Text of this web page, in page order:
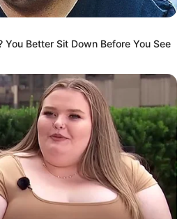
ajengkartika)
hijab
You Better Sit Down Before You See